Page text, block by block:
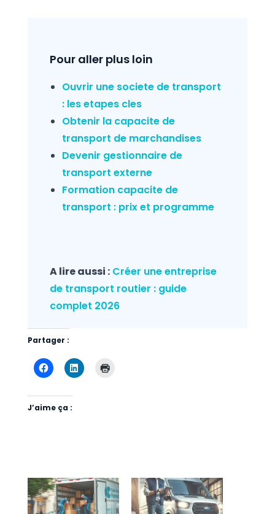
Pour aller plus loin
Ouvrir une societe de transport
: les etapes cles
Obtenir la capacite de
transport de marchandises
Devenir gestionnaire de
transport externe
Formation capacite de
transport : prix et programme
A lire aussi : Créer une entreprise
de transport routier : guide
complet 2026
Partager :
J’aime ça :